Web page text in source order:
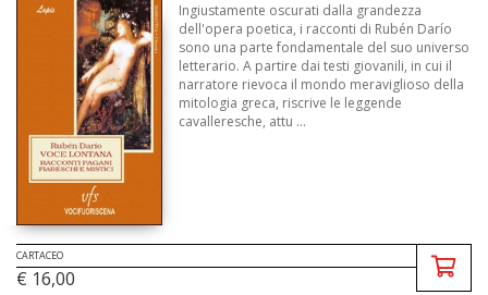
Ingiustamente oscurati dalla grandezza
dell'opera poetica, i racconti di Rubén Darío
sono una parte fondamentale del suo universo
letterario. A partire dai testi giovanili, in cui il
narratore rievoca il mondo meraviglioso della
mitologia greca, riscrive le leggende
cavalleresche, attu ...
CARTACEO
€ 16,00